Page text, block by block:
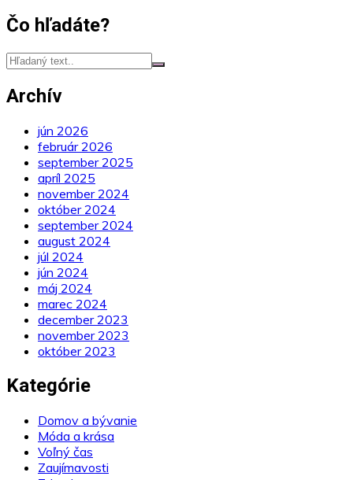
Čo hľadáte?
Archív
jún 2026
február 2026
september 2025
apríl 2025
november 2024
október 2024
september 2024
august 2024
júl 2024
jún 2024
máj 2024
marec 2024
december 2023
november 2023
október 2023
Kategórie
Domov a bývanie
Móda a krása
Voľný čas
Zaujímavosti